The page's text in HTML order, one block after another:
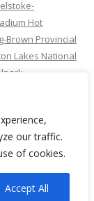
our traffic.
of cookies.
Accept All
Hot
Brown Provincial
Lakes National